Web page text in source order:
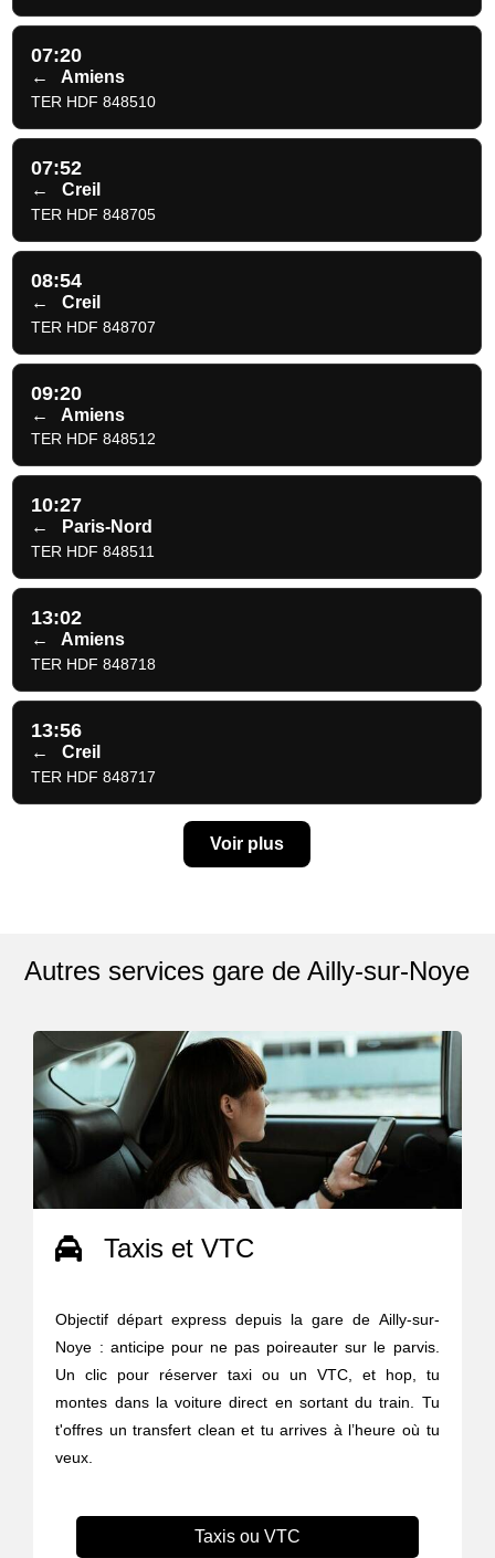
07:20
← Amiens
TER HDF 848510
07:52
← Creil
TER HDF 848705
08:54
← Creil
TER HDF 848707
09:20
← Amiens
TER HDF 848512
10:27
← Paris-Nord
TER HDF 848511
13:02
← Amiens
TER HDF 848718
13:56
← Creil
TER HDF 848717
Voir plus
Autres services gare de Ailly-sur-Noye
Taxis et VTC
Objectif départ express depuis la gare de Ailly-sur-
Noye : anticipe pour ne pas poireauter sur le parvis.
Un clic pour réserver taxi ou un VTC, et hop, tu
montes dans la voiture direct en sortant du train. Tu
t'offres un transfert clean et tu arrives à l’heure où tu
veux.
Taxis ou VTC